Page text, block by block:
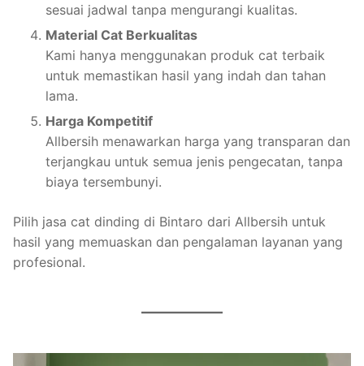
sesuai jadwal tanpa mengurangi kualitas.
Material Cat Berkualitas
Kami hanya menggunakan produk cat terbaik
untuk memastikan hasil yang indah dan tahan
lama.
Harga Kompetitif
Allbersih menawarkan harga yang transparan dan
terjangkau untuk semua jenis pengecatan, tanpa
biaya tersembunyi.
Pilih jasa cat dinding di Bintaro dari Allbersih untuk
hasil yang memuaskan dan pengalaman layanan yang
profesional.